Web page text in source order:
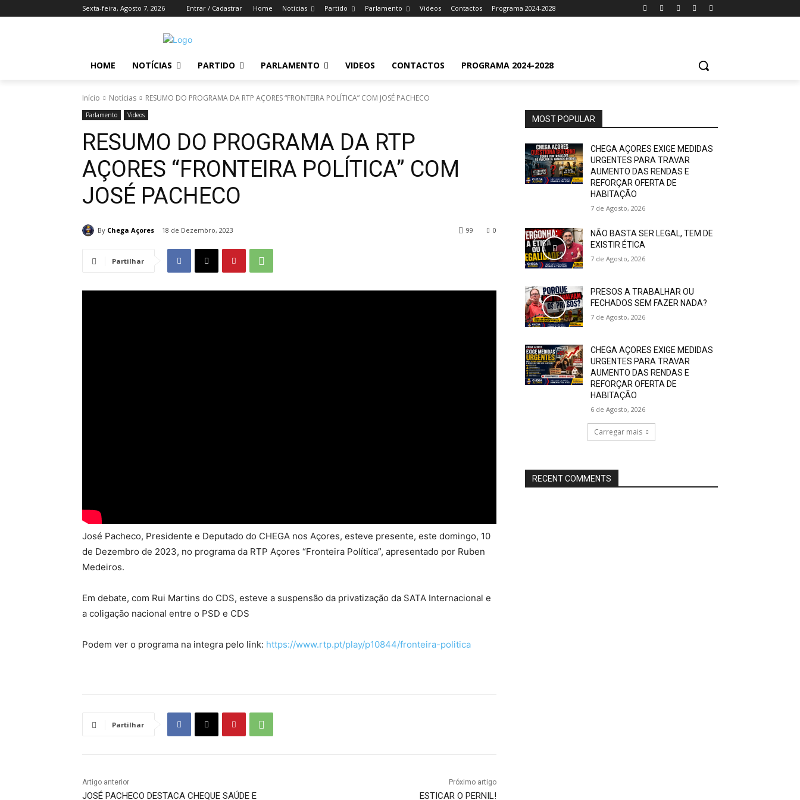
Sexta-feira, Agosto 7, 2026 Entrar / Cadastrar Home Notícias Partido Parlamento Videos Contactos Programa 2024-2028
HOME NOTÍCIAS PARTIDO PARLAMENTO VIDEOS CONTACTOS PROGRAMA 2024-2028
Início Notícias RESUMO DO PROGRAMA DA RTP AÇORES “FRONTEIRA POLÍTICA” COM JOSÉ PACHECO
Parlamento Videos
RESUMO DO PROGRAMA DA RTP
AÇORES “FRONTEIRA POLÍTICA” COM
JOSÉ PACHECO
By Chega Açores 18 de Dezembro, 2023 0
99
Partilhar
José Pacheco, Presidente e Deputado do CHEGA nos Açores, esteve presente, este domingo, 10
de Dezembro de 2023, no programa da RTP Açores “Fronteira Política”, apresentado por Ruben
Medeiros.
Em debate, com Rui Martins do CDS, esteve a suspensão da privatização da SATA Internacional e
a coligação nacional entre o PSD e CDS
Podem ver o programa na integra pelo link: https://www.rtp.pt/play/p10844/fronteira-politica
Partilhar
Artigo anterior
JOSÉ PACHECO DESTACA CHEQUE SAÚDE E
Próximo artigo
ESTICAR O PERNIL!
MOST POPULAR
CHEGA AÇORES EXIGE MEDIDAS
URGENTES PARA TRAVAR
AUMENTO DAS RENDAS E
REFORÇAR OFERTA DE
HABITAÇÃO
7 de Agosto, 2026
NÃO BASTA SER LEGAL, TEM DE
EXISTIR ÉTICA
7 de Agosto, 2026
PRESOS A TRABALHAR OU
FECHADOS SEM FAZER NADA?
7 de Agosto, 2026
CHEGA AÇORES EXIGE MEDIDAS
URGENTES PARA TRAVAR
AUMENTO DAS RENDAS E
REFORÇAR OFERTA DE
HABITAÇÃO
6 de Agosto, 2026
Carregar mais
RECENT COMMENTS